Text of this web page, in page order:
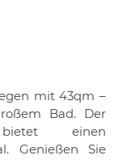
mit 43qm –
Bad. Der
bietet einen
Genießen Sie